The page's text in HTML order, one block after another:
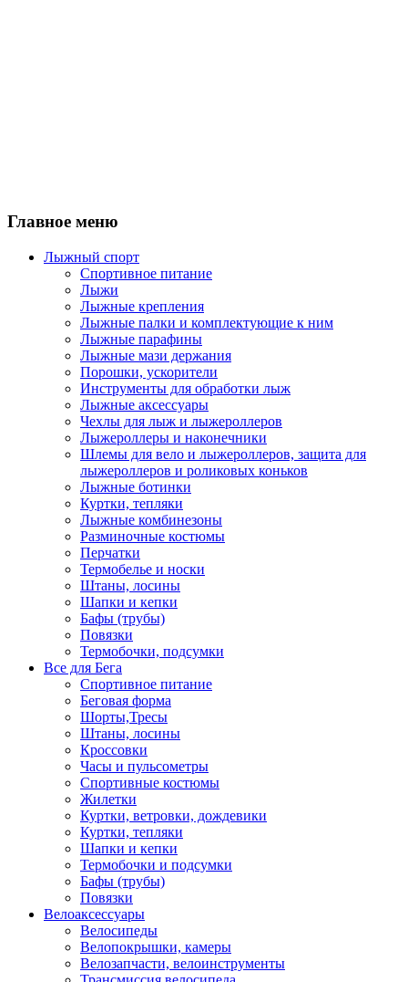
Главное меню
Лыжный спорт
Спортивное питание
Лыжи
Лыжные крепления
Лыжные палки и комплектующие к ним
Лыжные парафины
Лыжные мази держания
Порошки, ускорители
Инструменты для обработки лыж
Лыжные аксессуары
Чехлы для лыж и лыжероллеров
Лыжероллеры и наконечники
Шлемы для вело и лыжероллеров, защита для
лыжероллеров и роликовых коньков
Лыжные ботинки
Куртки, тепляки
Лыжные комбинезоны
Разминочные костюмы
Перчатки
Термобелье и носки
Штаны, лосины
Шапки и кепки
Бафы (трубы)
Повязки
Термобочки, подсумки
Все для Бега
Спортивное питание
Беговая форма
Шорты,Тресы
Штаны, лосины
Кроссовки
Часы и пульсометры
Спортивные костюмы
Жилетки
Куртки, ветровки, дождевики
Куртки, тепляки
Шапки и кепки
Термобочки и подсумки
Бафы (трубы)
Повязки
Велоаксессуары
Велосипеды
Велопокрышки, камеры
Велозапчасти, велоинструменты